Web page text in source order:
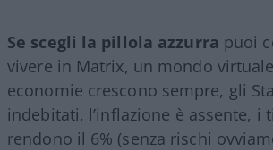
Se scegli la pillola azzurra puoi
vivere in Matrix, un mondo
economie crescono sempre, gli
indebitati, l’inflazione è assente, i
rendono il 6% (senza rischi